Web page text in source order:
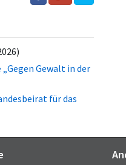
Gewalt in der
für das